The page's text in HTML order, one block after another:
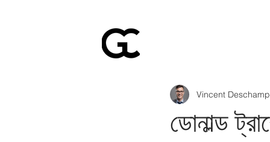
ডোনাল্ড
Vincent